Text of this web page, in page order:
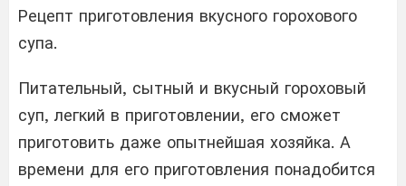
Рецепт приготовления вкусного горохового
супа.
Питательный, сытный и вкусный гороховый
суп, легкий в приготовлении, его сможет
приготовить даже опытнейшая хозяйка. А
времени для его приготовления понадобится